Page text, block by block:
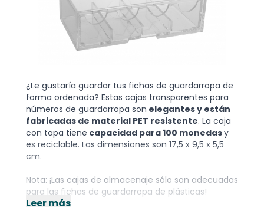
¿Le gustaría guardar tus fichas de guardarropa de
forma ordenada? Estas cajas transparentes para
números de guardarropa son elegantes y están
fabricadas de material PET resistente. La caja
con tapa tiene capacidad para 100 monedasy
es reciclable. Las dimensiones son 17,5 x 9,5 x 5,5
cm.
Nota: ¡Las cajas de almacenaje sólo son adecuadas
para las fichas de guardarropa de plásticas!
Leer más